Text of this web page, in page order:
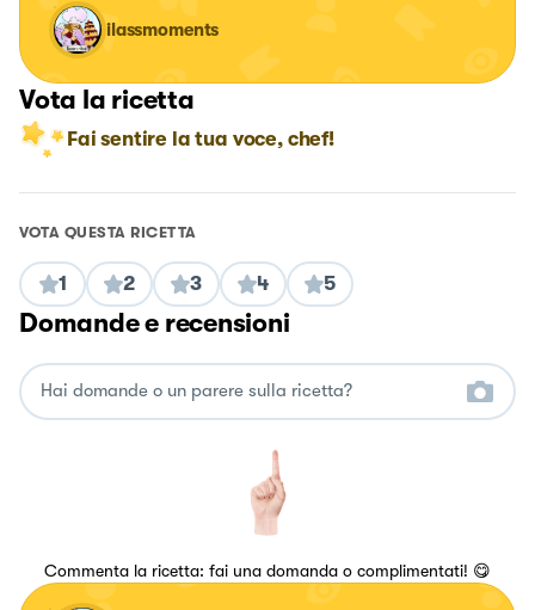
ilassmoments
Vota la ricetta
Fai sentire la tua voce, chef!
VOTA QUESTA RICETTA
1 2 3 4 5
Domande e recensioni
Commenta la ricetta: fai una domanda o complimentati! 😋